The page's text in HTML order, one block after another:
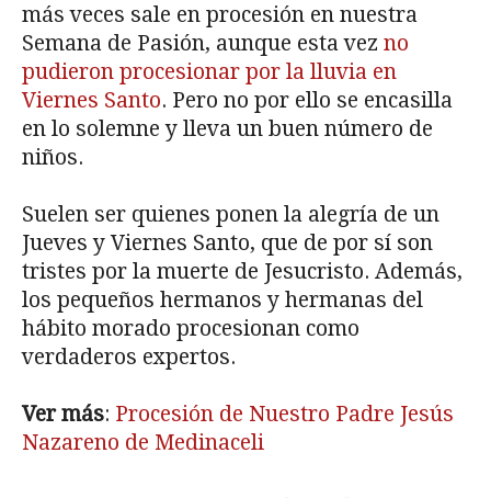
más veces sale en procesión en nuestra
Semana de Pasión, aunque esta vez no
pudieron procesionar por la lluvia en
Viernes Santo. Pero no por ello se encasilla
en lo solemne y lleva un buen número de
niños.
Suelen ser quienes ponen la alegría de un
Jueves y Viernes Santo, que de por sí son
tristes por la muerte de Jesucristo. Además,
los pequeños hermanos y hermanas del
hábito morado procesionan como
verdaderos expertos.
Ver más: Procesión de Nuestro Padre Jesús
Nazareno de Medinaceli